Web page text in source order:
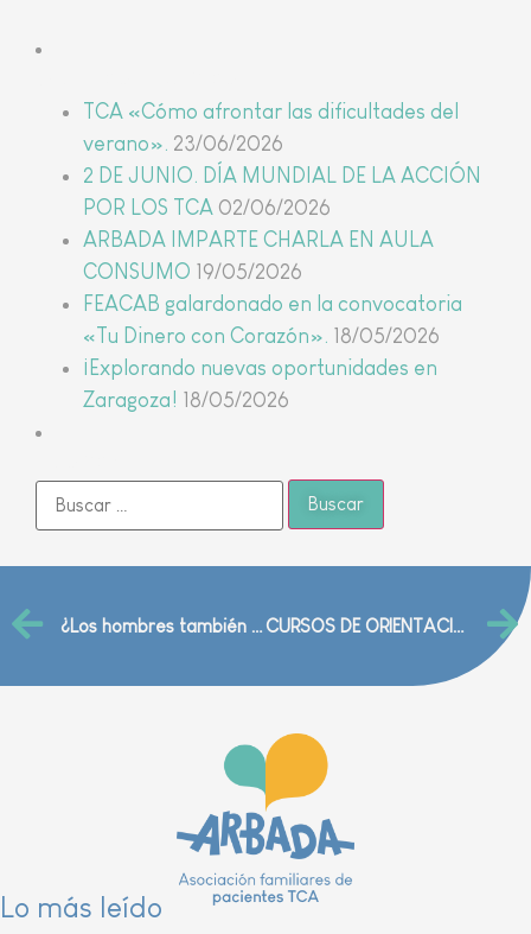
TCA «Cómo afrontar las dificultades del
verano». 23/06/2026
2 DE JUNIO. DÍA MUNDIAL DE LA ACCIÓN
POR LOS TCA 02/06/2026
ARBADA IMPARTE CHARLA EN AULA
CONSUMO 19/05/2026
FEACAB galardonado en la convocatoria
«Tu Dinero con Corazón». 18/05/2026
¡Explorando nuevas oportunidades en
Zaragoza! 18/05/2026
¿Los hombres también sufren anorexia? CURSOS DE ORIENTACIÓN FAMILIAR
Lo más leído